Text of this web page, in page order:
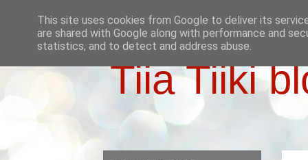
Tiia Tiiki
This site uses cookies from Google to deliver its
are shared with Google along with performance and
statistics, and to detect and address abuse.